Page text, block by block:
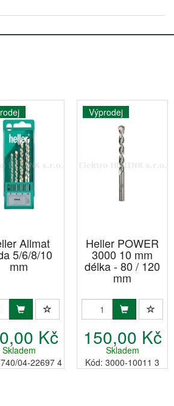
Allmat
5/6/8/10
mm
Kč
Skladem
04-22697 4
Výprodej
Heller POWER
3000 10 mm
délka - 80 / 120
mm
150,00 Kč
Skladem
Kód: 3000-10011 3